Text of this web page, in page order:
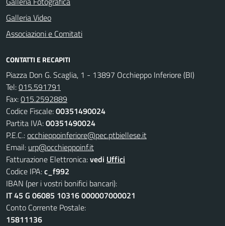
Galleria Video
Associazioni e Comitati
CONTATTI E RECAPITI
Piazza Don G. Scaglia, 1 - 13897 Occhieppo Inferiore (BI)
Tel:015.591791
Fax:015.2592889
Codice Fiscale:00351490024
Partita IVA:00351490024
P.E.C.:occhieppoinferiore@pec.ptbiellese.it
Email: urp@occhieppoinf.it
Fatturazione Elettronica:vedi Uffici
Codice IPA:c_f992
IBAN (per i vostri bonifici bancari):
IT 45 G 06085 10316 000007000021
Conto Corrente Postale:
15811136